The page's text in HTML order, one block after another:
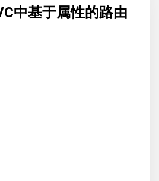
中基于属性的路由